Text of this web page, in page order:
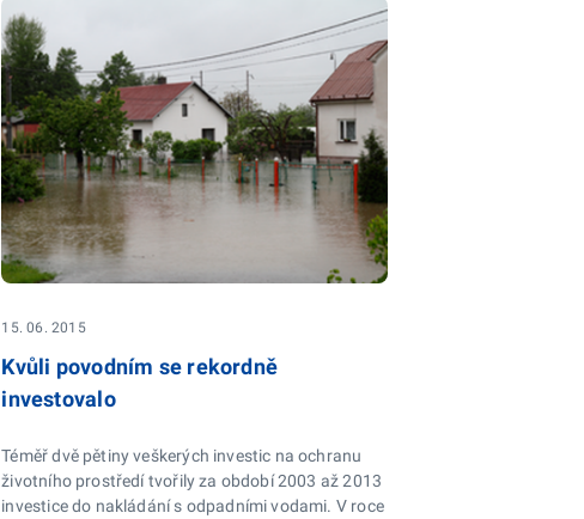
15. 06. 2015
Kvůli povodním se rekordně
investovalo
Téměř dvě pětiny veškerých investic na ochranu
životního prostředí tvořily za období 2003 až 2013
investice do nakládání s odpadními vodami. V roce